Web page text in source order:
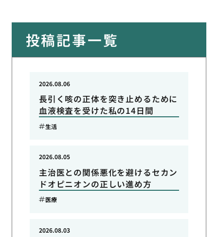
投稿記事一覧
長引く咳の正体を突き止めるために
血液検査を受けた私の14日間
2026.08.06
生活
主治医との関係悪化を避けるセカン
ドオピニオンの正しい進め方
2026.08.05
医療
2026.08.03